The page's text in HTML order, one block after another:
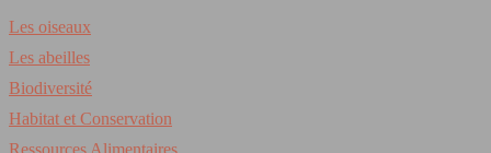
Les oiseaux
Les abeilles
Biodiversité
Habitat et Conservation
Ressources Alimentaires